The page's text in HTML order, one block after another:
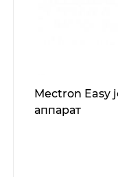
Mectron Easy
аппарат